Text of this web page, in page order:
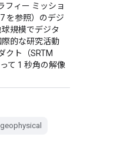
フィー ミッショ
を参照）のデジ
規模でデジタ
的な研究活動
クト（SRTM
て 1 秒角の解像
geophysical